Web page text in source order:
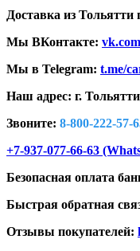
Доставка из
Мы ВКонтакте:
Мы в Telegram: t.me/
Наш адрес: г.
Звоните: 8-800-222-57-
+7-937-077-66-63
Безопасная оплата
Быстрая обратная
Отзывы покупателей: